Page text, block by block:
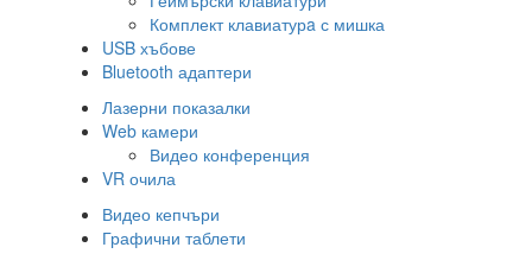
Комплект клавиатурa с мишка
USB хъбове
Bluetooth адаптери
Лазерни показалки
Web камери
Видео конференция
VR очила
Видео кепчъри
Графични таблети